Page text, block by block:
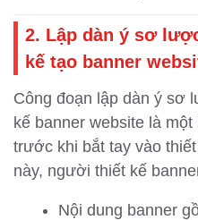
2. Lập dàn ý sơ
kế tạo banner
Công đoạn lập dàn ý sơ
kế banner website là
trước khi bắt tay vào
này, người thiết kế
Nội dung banner